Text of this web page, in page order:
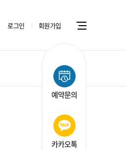
로그인 회원가입
예약문의
카카오톡